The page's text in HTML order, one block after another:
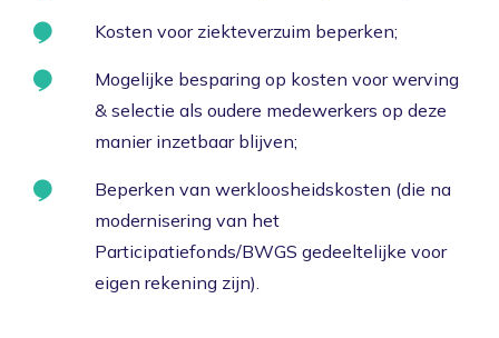
Kosten voor ziekteverzuim beperken;
Mogelijke besparing op kosten voor werving
& selectie als oudere medewerkers op deze
manier inzetbaar blijven;
Beperken van werkloosheidskosten (die na
modernisering van het
Participatiefonds/BWGS gedeeltelijke voor
eigen rekening zijn).